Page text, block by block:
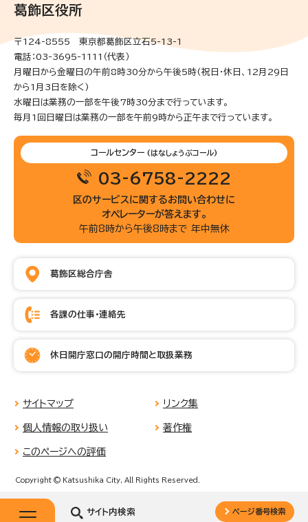
サイト内検索 ページ番号検索
葛飾区役所
〒124-8555 東京都葛飾区立石5-13-1
電話：03-3695-1111（代表）
月曜日から金曜日の午前8時30分から午後5時(祝日・休日、12月29日
から1月3日を除く)
水曜日は業務の一部を午後7時30分まで行っています。
毎月1回日曜日は業務の一部を午前9時から正午まで行っています。
コールセンター (はなしょうぶコール)
03-6758-2222
区のサービスに関するお問い合わせに
オペレーターが答えます。
午前8時から午後8時まで 年中無休
葛飾区総合庁舎
各課の仕事・連絡先
休日開庁窓口の開庁時間と取扱業務
サイトマップ リンク集
個人情報の取り扱い 著作権
このページへの評価
Copyright © Katsushika City, All Rights Reserved.